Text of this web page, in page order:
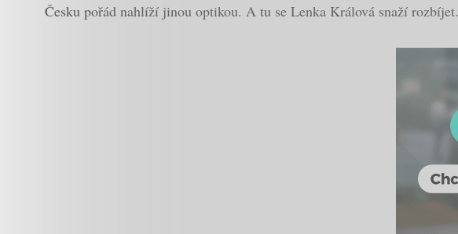
Česku pořád nahlíží jinou optikou. A tu se Lenka Králová snaží rozbíjet.